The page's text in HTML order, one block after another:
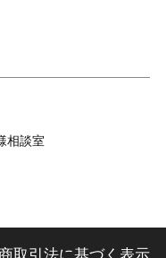
相談室
取引法に基づく表示